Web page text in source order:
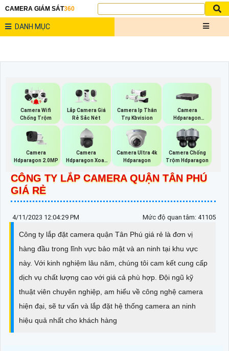
CAMERA GIÁM SÁT360
DANH MỤC
Camera Wifi
Chống Trộm
Lắp Camera Giá
Rẻ Sắc Nét
Camera Ip Thân
Trụ Kbvision
Camera
Hdparagon
Starlight
Camera
Hdparagon 2.0MP
Camera
Hdparagon Xoay
360 Độ
Camera Ultra 4k
Hdparagon
Camera Chống
Trộm Hdparagon
CÔNG TY LẮP CAMERA QUẬN TÂN PHÚ
GIÁ RẺ
4/11/2023 12:04:29 PM Mức độ quan tâm: 41105
Công ty lắp đặt camera quận Tân Phú giá rẻ là đơn vị
hàng đầu trong lĩnh vực bảo mật và an ninh tại khu vực
này. Với kinh nghiệm lâu năm, chúng tôi cam kết cung cấp
dịch vụ chất lượng cao với giá cả phù hợp. Đội ngũ kỹ
thuật viên chuyên nghiệp, am hiểu về công nghệ camera
hiện đại, sẽ tư vấn và lắp đặt hệ thống camera an ninh
hiệu quả nhất cho khách hàng